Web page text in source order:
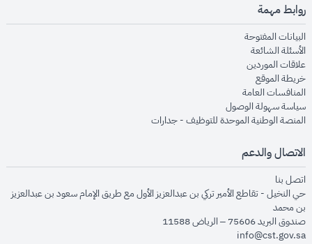
روابط مهمة
البيانات المفتوحةopens in new window
الأسئلة الشائعةopens in new window
علاقات الموردينopens in new window
خريطة الموقعopens in new window
المنافسات العامةopens in new window
سياسة سهولة الوصولopens in new window
المنصة الوطنية الموحدة للتوظيف - جداراتopens in new window
الاتصال والدعم
اتصل بنا
حي النخيل - تقاطع الأمير تركي بن عبدالعزيز الأول مع طريق الإمام سعود بن عبدالعزيز
بن محمد
صندوق البريد 75606 – الرياض 11588
info@cst.gov.sa